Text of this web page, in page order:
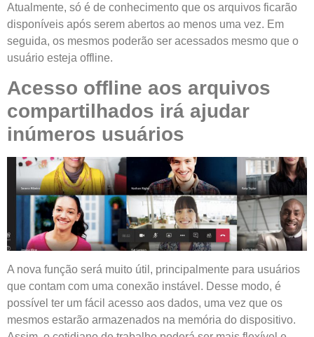
Atualmente, só é de conhecimento que os arquivos ficarão
disponíveis após serem abertos ao menos uma vez. Em
seguida, os mesmos poderão ser acessados mesmo que o
usuário esteja offline.
Acesso offline aos arquivos
compartilhados irá ajudar
inúmeros usuários
A nova função será muito útil, principalmente para usuários
que contam com uma conexão instável. Desse modo, é
possível ter um fácil acesso aos dados, uma vez que os
mesmos estarão armazenados na memória do dispositivo.